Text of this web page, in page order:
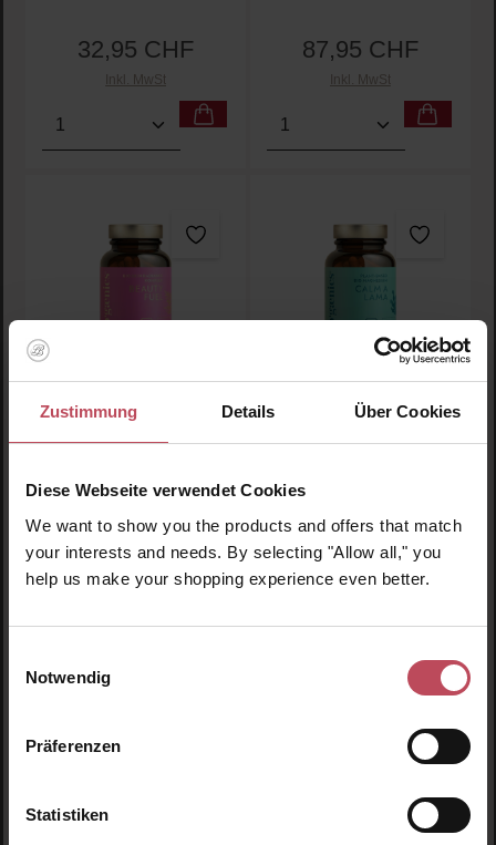
Zustimmung Details Über Cookies
Diese Webseite verwendet Cookies
We want to show you the products and offers that match
your interests and needs. By selecting "Allow all," you
help us make your shopping experience even better.
Notwendig
Präferenzen
Statistiken
Regulärer Preis:
32,95 CHF
Inkl. MwSt
Produkt Anzahl: Gib den gewünschten Wert ein
Regulärer Preis:
87,95 CHF
Inkl. MwSt
Produkt Anzahl: Gib
Ogaenics
el
76,95 CHF
Inkl. MwSt
Produkt Anzahl: Gib den gewünschten Wert ein
Ogaenics
el
Inkl. MwSt
Produkt Anzahl: Gib